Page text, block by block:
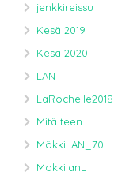
jenkkireissu
Kesä 2019
Kesä 2020
LAN
LaRochelle2018
Mitä teen
MökkiLAN_70
MokkilanL